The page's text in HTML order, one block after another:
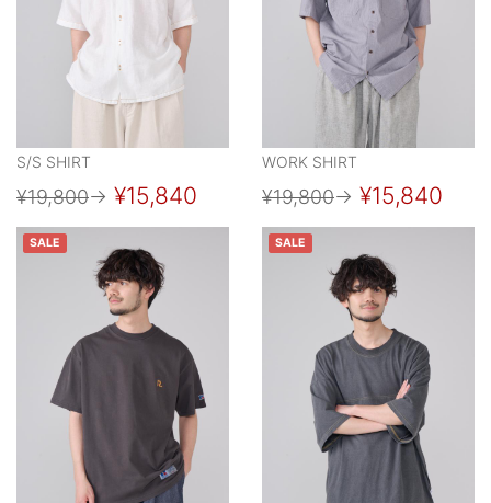
S/S SHIRT
¥19,800→ ¥15,840
WORK SHIRT
¥19,800→ ¥15,840
SALE SALE